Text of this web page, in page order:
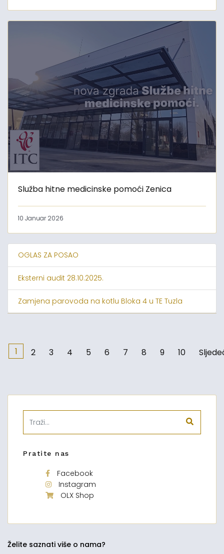
Služba hitne medicinske pomoći Zenica
10 Januar 2026
OGLAS ZA POSAO
Eksterni audit 28.10.2025.
Zamjena parovoda na kotlu Bloka 4 u TE Tuzla
1 2 3 4 5 6 7 8 9 10
Pratite nas
Facebook
Instagram
OLX Shop
Želite saznati više o nama?